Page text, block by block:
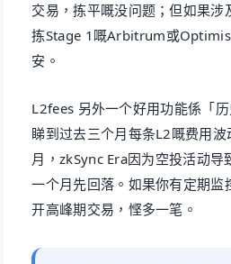
交易，拣平嘅没问题；但如果涉
拣Stage 1嘅Arbitrum或
安。
L2fees 另外一个好用功能係「
睇到过去三个月每条L2嘅费用
月，zkSync Era因为空投活动
一个月先回落。如果你有定期监
开高峰期交易，悭多一笔。